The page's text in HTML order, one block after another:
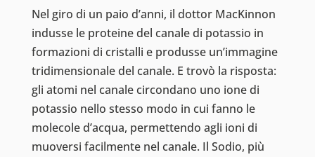
Nel giro di un paio d’anni, il dottor MacKinnon
indusse le proteine del canale di potassio in
formazioni di cristalli e produsse un’immagine
tridimensionale del canale. E trovò la risposta:
gli atomi nel canale circondano uno ione di
potassio nello stesso modo in cui fanno le
molecole d’acqua, permettendo agli ioni di
muoversi facilmente nel canale. Il Sodio, più